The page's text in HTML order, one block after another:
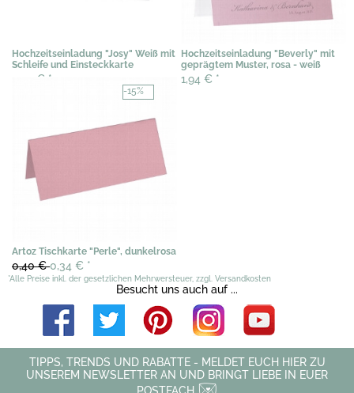
Hochzeitseinladung "Josy" Weiß mit
Schleife und Einsteckkarte
2,04 € *
Hochzeitseinladung "Beverly" mit
geprägtem Muster, rosa - weiß
1,94 € *
-15%
Artoz Tischkarte "Perle", dunkelrosa
0,40 €0,34 € *
*Alle Preise inkl. der gesetzlichen Mehrwersteuer, zzgl. Versandkosten
Besucht uns auch auf ...
TIPPS, TRENDS UND RABATTE - MELDET EUCH HIER ZU
UNSEREM NEWSLETTER AN UND BRINGT LIEBE IN EUER
POSTFACH